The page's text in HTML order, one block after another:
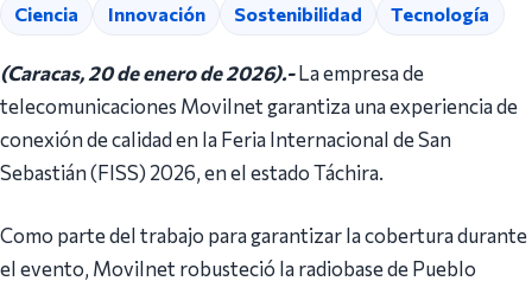
Ciencia Innovación Sostenibilidad Tecnología
(Caracas, 20 de enero de 2026).-La empresa de
telecomunicaciones Movilnet garantiza una experiencia de
conexión de calidad en la Feria Internacional de San
Sebastián (FISS) 2026, en el estado Táchira.
Como parte del trabajo para garantizar la cobertura durante
el evento, Movilnet robusteció la radiobase de Pueblo